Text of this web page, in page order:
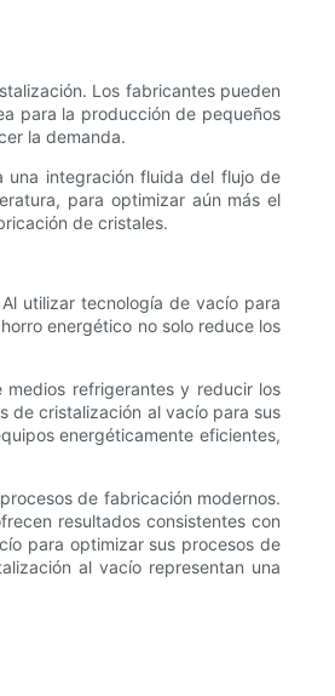
Los fabricantes pueden
para la producción de pequeños
la demanda.
una integración fluida del flujo de
para optimizar aún más el
de cristales.
utilizar tecnología de vacío para
energético no solo reduce los
refrigerantes y reducir los
de cristalización al vacío para sus
energéticamente eficientes,
de fabricación modernos.
resultados consistentes con
para optimizar sus procesos de
al vacío representan una